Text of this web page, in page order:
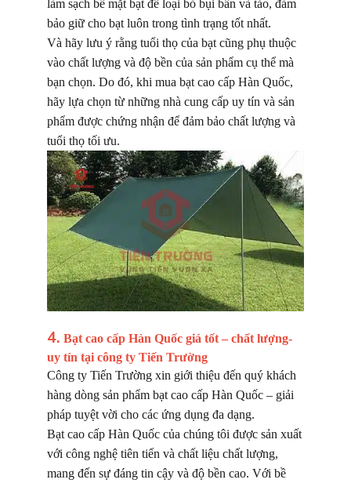
làm sạch bề mặt bạt để loại bỏ bụi bẩn và tảo, đảm
bảo giữ cho bạt luôn trong tình trạng tốt nhất.
Và hãy lưu ý rằng tuổi thọ của bạt cũng phụ thuộc
vào chất lượng và độ bền của sản phẩm cụ thể mà
bạn chọn. Do đó, khi mua bạt cao cấp Hàn Quốc,
hãy lựa chọn từ những nhà cung cấp uy tín và sản
phẩm được chứng nhận để đảm bảo chất lượng và
tuổi thọ tối ưu.
4. Bạt cao cấp Hàn Quốc giá tốt – chất lượng-
uy tín tại công ty Tiến Trường
Công ty Tiến Trường xin giới thiệu đến quý khách
hàng dòng sản phẩm bạt cao cấp Hàn Quốc – giải
pháp tuyệt vời cho các ứng dụng đa dạng.
Bạt cao cấp Hàn Quốc của chúng tôi được sản xuất
với công nghệ tiên tiến và chất liệu chất lượng,
mang đến sự đáng tin cậy và độ bền cao. Với bề